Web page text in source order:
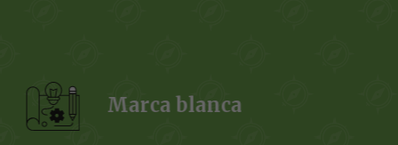
Marca blanca